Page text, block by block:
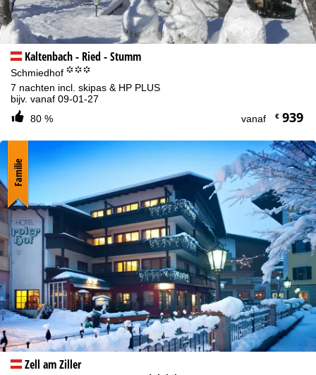
Kaltenbach - Ried - Stumm
Schmiedhof °°°
7 nachten incl. skipas & HP PLUS
bijv. vanaf 09-01-27
80 %
vanaf €939
Zell am Ziller
Familie